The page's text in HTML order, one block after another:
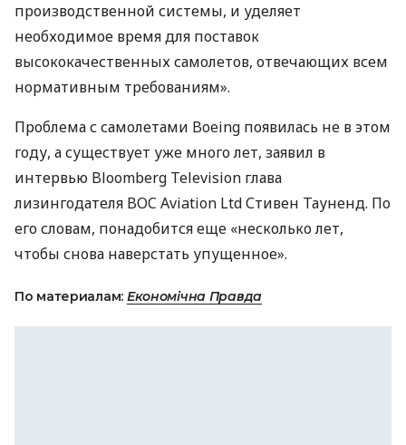
производственной системы, и уделяет
необходимое время для поставок
высококачественных самолетов, отвечающих всем
нормативным требованиям».
Проблема с самолетами Boeing появилась не в этом
году, а существует уже много лет, заявил в
интервью Bloomberg Television глава
лизингодателя BOC Aviation Ltd Стивен Тауненд. По
его словам, понадобится еще «несколько лет,
чтобы снова наверстать упущенное».
По материалам: Економічна Правда